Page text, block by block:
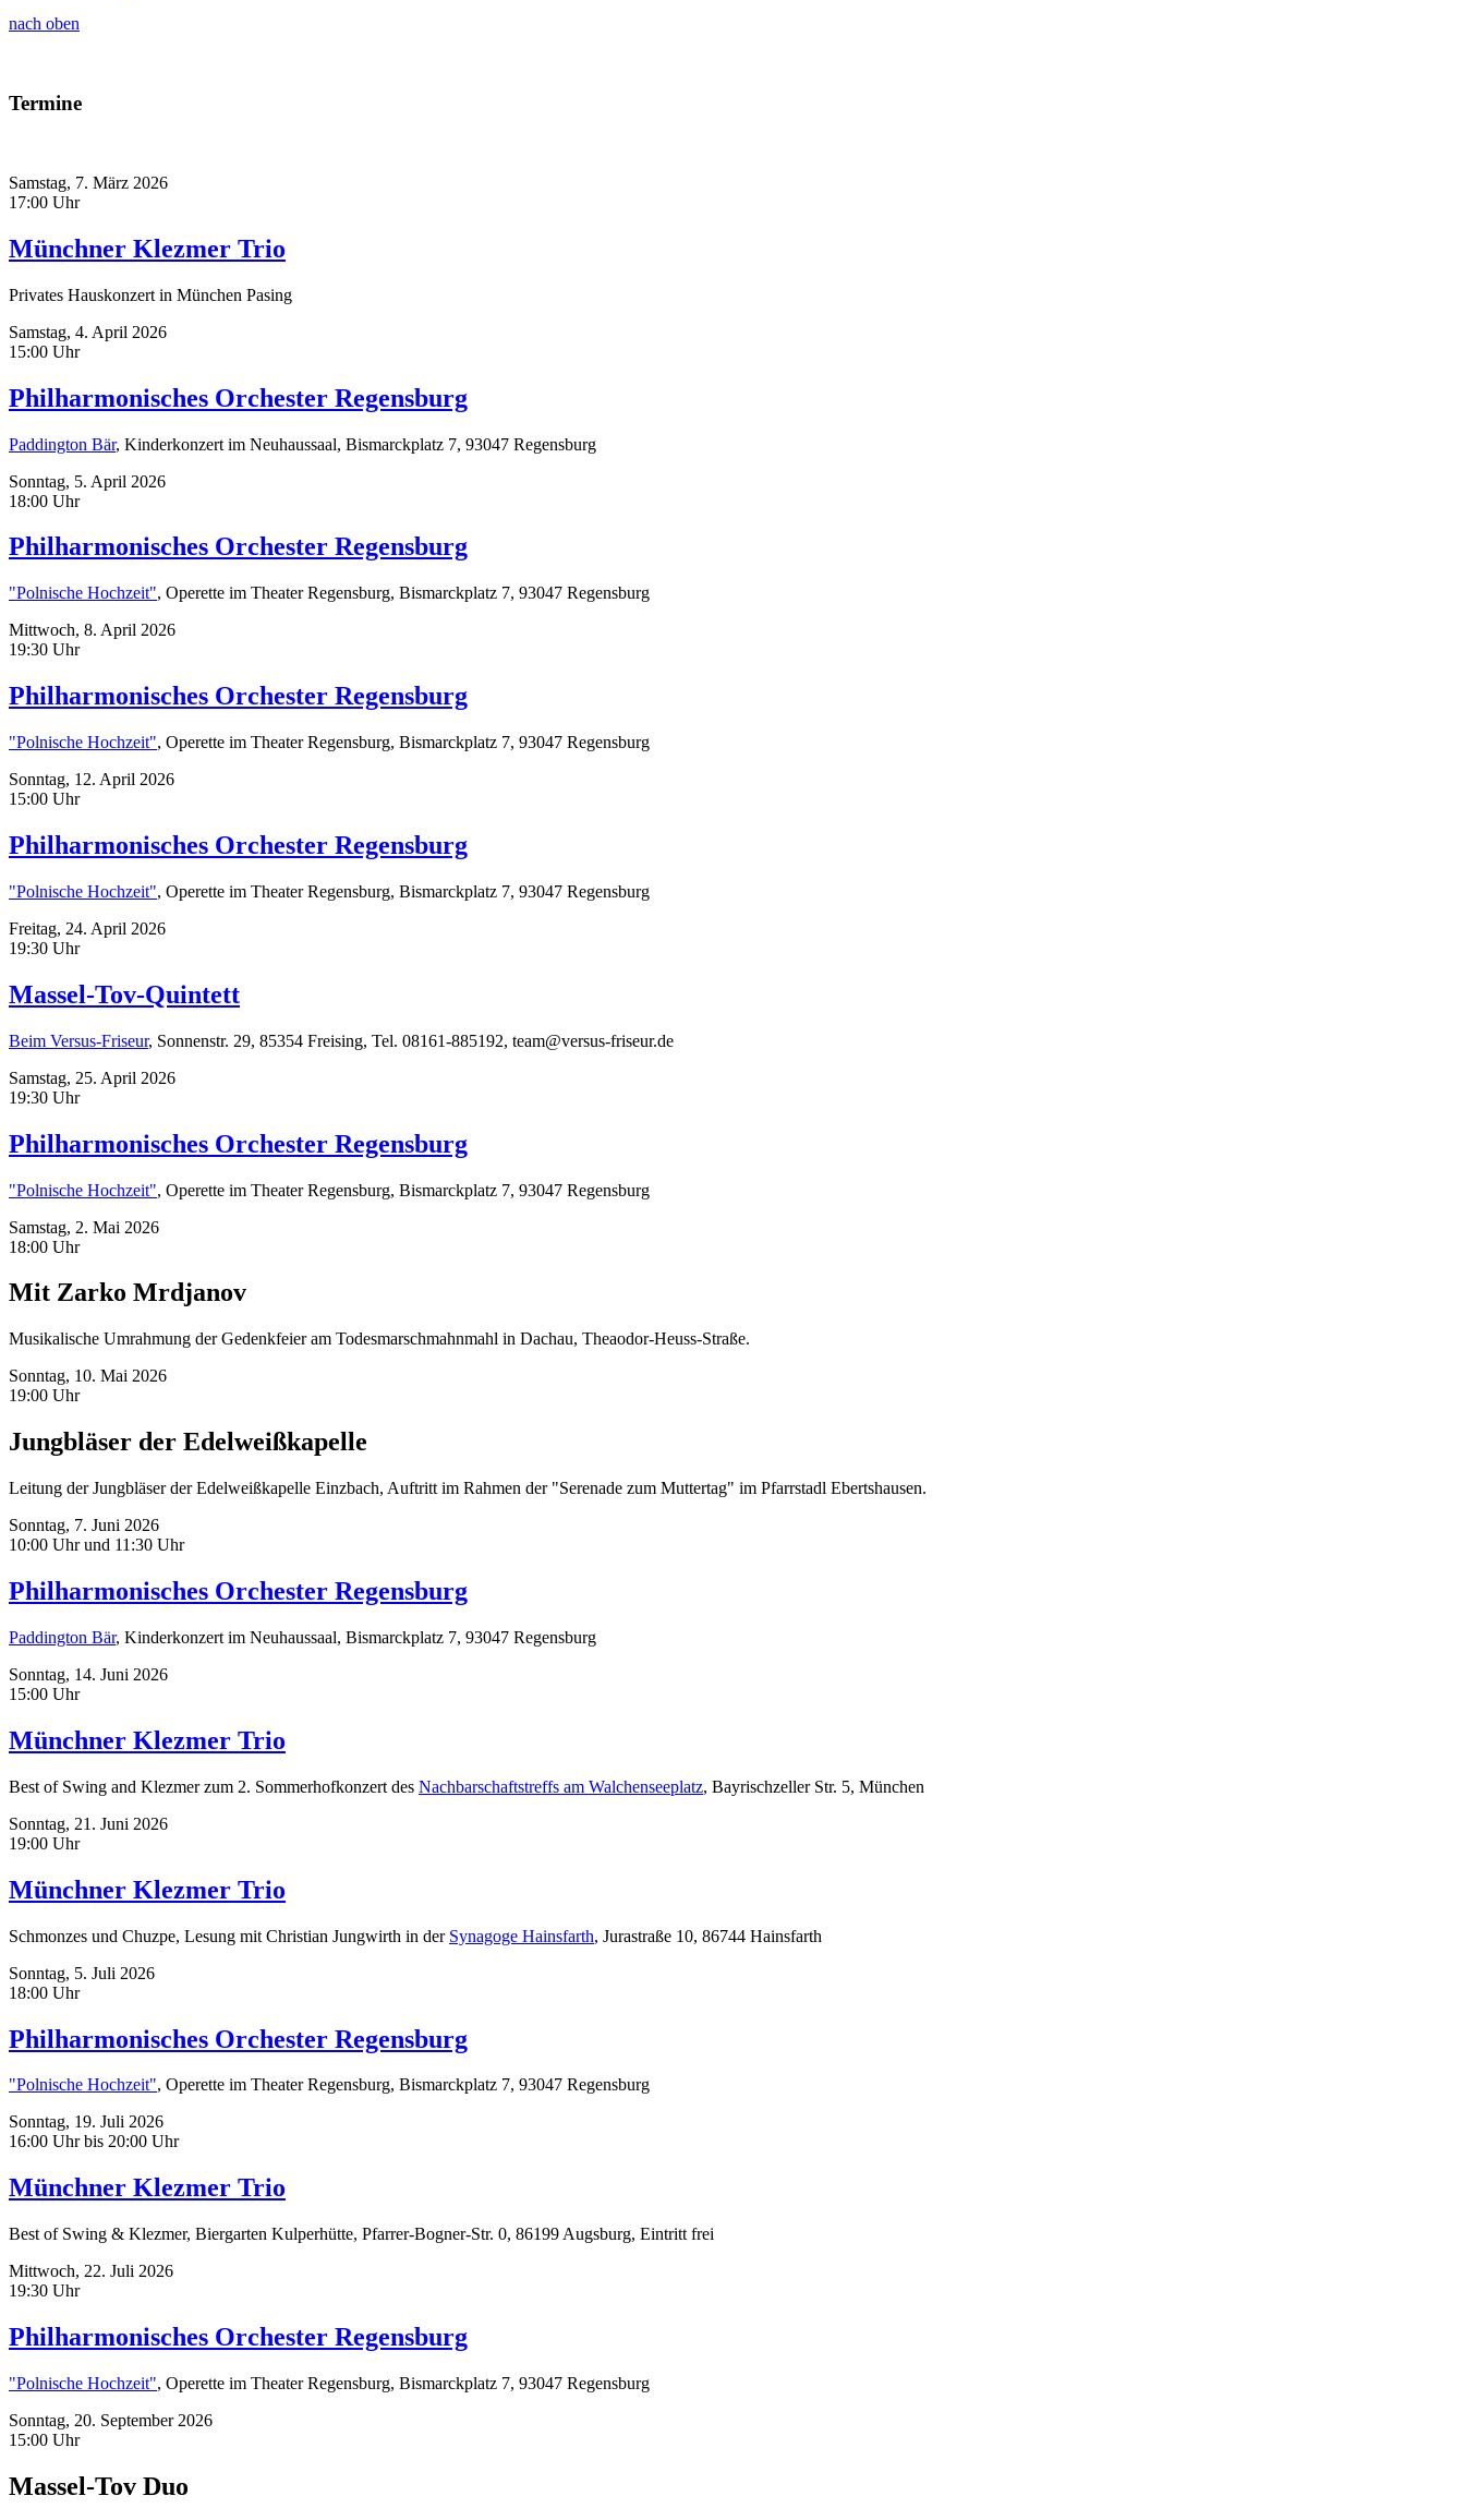
nach oben
Termine
Samstag, 7. März 2026
17:00 Uhr
Münchner Klezmer Trio
Privates Hauskonzert in München Pasing
Samstag, 4. April 2026
15:00 Uhr
Philharmonisches Orchester Regensburg
Paddington Bär, Kinderkonzert im Neuhaussaal, Bismarckplatz 7, 93047 Regensburg
Sonntag, 5. April 2026
18:00 Uhr
Philharmonisches Orchester Regensburg
"Polnische Hochzeit", Operette im Theater Regensburg, Bismarckplatz 7, 93047 Regensburg
Mittwoch, 8. April 2026
19:30 Uhr
Philharmonisches Orchester Regensburg
"Polnische Hochzeit", Operette im Theater Regensburg, Bismarckplatz 7, 93047 Regensburg
Sonntag, 12. April 2026
15:00 Uhr
Philharmonisches Orchester Regensburg
"Polnische Hochzeit", Operette im Theater Regensburg, Bismarckplatz 7, 93047 Regensburg
Freitag, 24. April 2026
19:30 Uhr
Massel-Tov-Quintett
Beim Versus-Friseur, Sonnenstr. 29, 85354 Freising, Tel. 08161-885192, team@versus-friseur.de
Samstag, 25. April 2026
19:30 Uhr
Philharmonisches Orchester Regensburg
"Polnische Hochzeit", Operette im Theater Regensburg, Bismarckplatz 7, 93047 Regensburg
Samstag, 2. Mai 2026
18:00 Uhr
Mit Zarko Mrdjanov
Musikalische Umrahmung der Gedenkfeier am Todesmarschmahnmahl in Dachau, Theaodor-Heuss-Straße.
Sonntag, 10. Mai 2026
19:00 Uhr
Jungbläser der Edelweißkapelle
Leitung der Jungbläser der Edelweißkapelle Einzbach, Auftritt im Rahmen der "Serenade zum Muttertag" im Pfarrstadl Ebertshausen.
Sonntag, 7. Juni 2026
10:00 Uhr und 11:30 Uhr
Philharmonisches Orchester Regensburg
Paddington Bär, Kinderkonzert im Neuhaussaal, Bismarckplatz 7, 93047 Regensburg
Sonntag, 14. Juni 2026
15:00 Uhr
Münchner Klezmer Trio
Best of Swing and Klezmer zum 2. Sommerhofkonzert des Nachbarschaftstreffs am Walchenseeplatz, Bayrischzeller Str. 5, München
Sonntag, 21. Juni 2026
19:00 Uhr
Münchner Klezmer Trio
Schmonzes und Chuzpe, Lesung mit Christian Jungwirth in der Synagoge Hainsfarth, Jurastraße 10, 86744 Hainsfarth
Sonntag, 5. Juli 2026
18:00 Uhr
Philharmonisches Orchester Regensburg
"Polnische Hochzeit", Operette im Theater Regensburg, Bismarckplatz 7, 93047 Regensburg
Sonntag, 19. Juli 2026
16:00 Uhr bis 20:00 Uhr
Münchner Klezmer Trio
Best of Swing & Klezmer, Biergarten Kulperhütte, Pfarrer-Bogner-Str. 0, 86199 Augsburg, Eintritt frei
Mittwoch, 22. Juli 2026
19:30 Uhr
Philharmonisches Orchester Regensburg
"Polnische Hochzeit", Operette im Theater Regensburg, Bismarckplatz 7, 93047 Regensburg
Sonntag, 20. September 2026
15:00 Uhr
Massel-Tov Duo